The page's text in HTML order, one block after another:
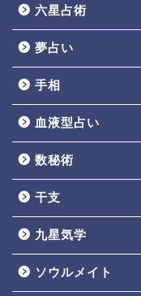
六星占術
夢占い
手相
血液型占い
数秘術
干支
九星気学
ソウルメイト